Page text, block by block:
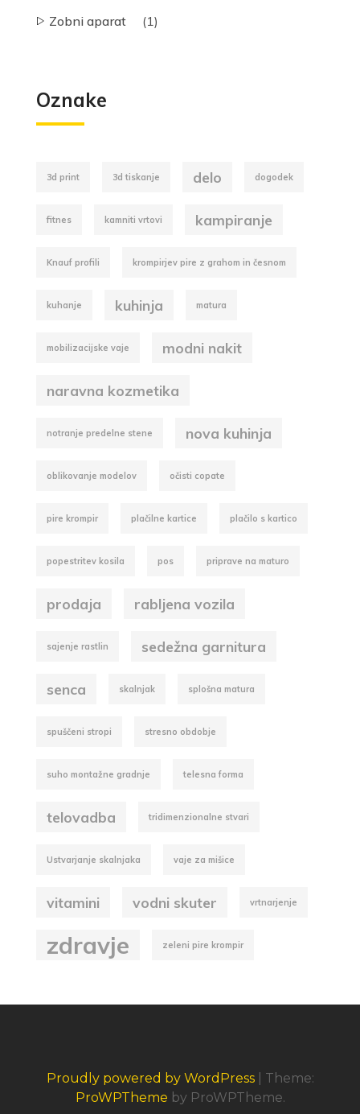
Zobni aparat (1)
Oznake
3d print 3d tiskanje delo dogodek
fitnes kamniti vrtovi kampiranje
Knauf profili krompirjev pire z grahom in česnom
kuhanje kuhinja matura
mobilizacijske vaje modni nakit
naravna kozmetika
notranje predelne stene nova kuhinja
oblikovanje modelov očisti copate
pire krompir plačilne kartice plačilo s kartico
popestritev kosila pos priprave na maturo
prodaja rabljena vozila
sajenje rastlin sedežna garnitura
senca skalnjak splošna matura
spuščeni stropi stresno obdobje
suho montažne gradnje telesna forma
telovadba tridimenzionalne stvari
Ustvarjanje skalnjaka vaje za mišice
vitamini vodni skuter vrtnarjenje
zdravje zeleni pire krompir
Proudly powered by WordPress
Theme:
ProWPTheme by ProWPTheme.